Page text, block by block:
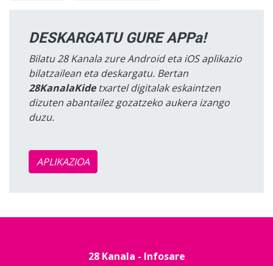
DESKARGATU GURE APPa!
Bilatu 28 Kanala zure Android eta iOS aplikazio
bilatzailean eta deskargatu. Bertan
28KanalaKidetxartel digitalak eskaintzen
dizuten abantailez gozatzeko aukera izango
duzu.
APLIKAZIOA
28 Kanala - Infosare